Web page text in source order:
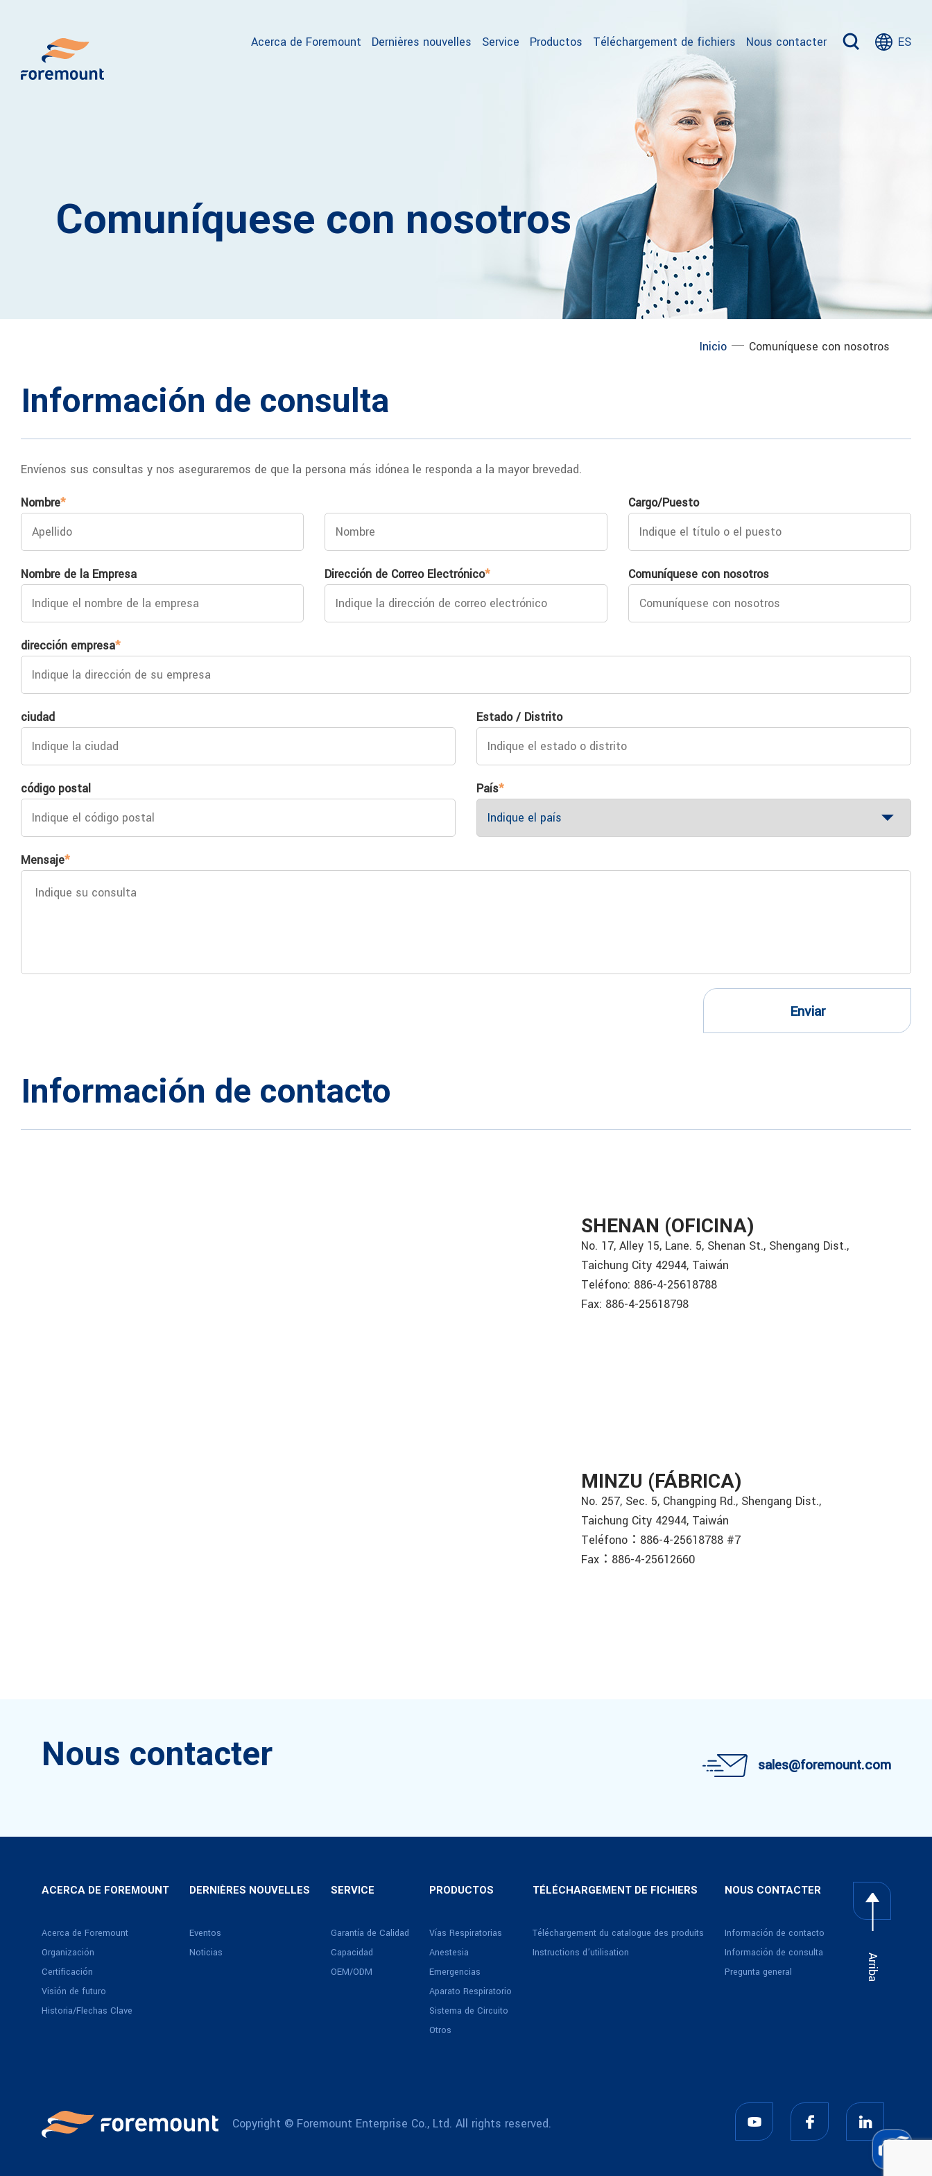
Acerca de Foremount Dernières nouvelles Service Productos Téléchargement de fichiers Nous contacter ES
Comuníquese con nosotros
Inicio ─ Comuníquese con nosotros
Información de consulta
Envíenos sus consultas y nos aseguraremos de que la persona más idónea le responda a la mayor brevedad.
Nombre* Cargo/Puesto
Nombre de la Empresa Dirección de Correo Electrónico* Comuníquese con nosotros
dirección empresa*
ciudad Estado / Distrito
código postal País*
Mensaje*
Enviar
Información de contacto
SHENAN (OFICINA)
No. 17, Alley 15, Lane. 5, Shenan St., Shengang Dist.,
Taichung City 42944, Taiwán
Teléfono: 886-4-25618788
Fax: 886-4-25618798
MINZU (FÁBRICA)
No. 257, Sec. 5, Changping Rd., Shengang Dist.,
Taichung City 42944, Taiwán
Teléfono：886-4-25618788 #7
Fax：886-4-25612660
Nous contacter sales@foremount.com
ACERCA DE FOREMOUNT
Acerca de Foremount
Organización
Certificación
Visión de futuro
Historia/Flechas Clave
DERNIÈRES NOUVELLES
Eventos
Noticias
SERVICE
Garantía de Calidad
Capacidad
OEM/ODM
PRODUCTOS
Vías Respiratorias
Anestesia
Emergencias
Aparato Respiratorio
Sistema de Circuito
Otros
TÉLÉCHARGEMENT DE FICHIERS
Téléchargement du catalogue des produits
Instructions d’utilisation
NOUS CONTACTER
Información de contacto
Información de consulta
Pregunta general
Arriba
Copyright © Foremount Enterprise Co., Ltd. All rights reserved.